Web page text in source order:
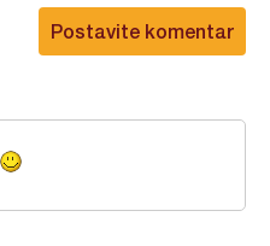
Postavite komentar